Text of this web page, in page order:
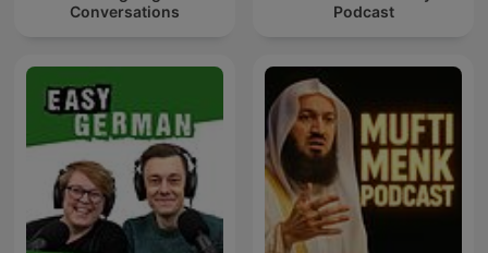
Conversations
Podcast